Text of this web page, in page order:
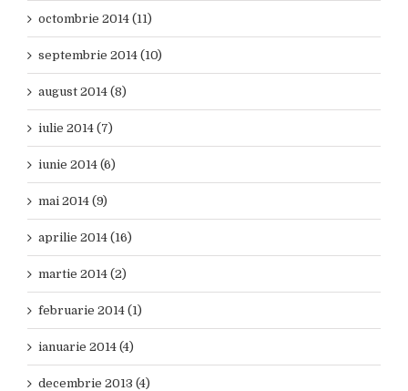
octombrie 2014 (11)
septembrie 2014 (10)
august 2014 (8)
iulie 2014 (7)
iunie 2014 (6)
mai 2014 (9)
aprilie 2014 (16)
martie 2014 (2)
februarie 2014 (1)
ianuarie 2014 (4)
decembrie 2013 (4)